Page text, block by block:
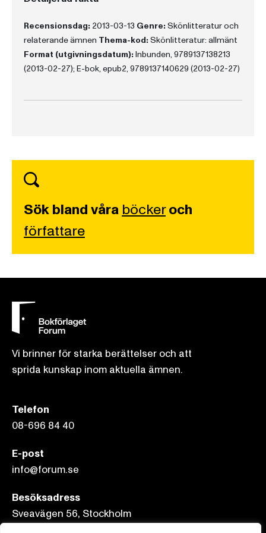
Recensionsdag: 2013-03-13 Genre: Skönlitteratur och
relaterande ämnen Thema-kod: Skönlitteratur: allmänt
Format (utgivningsdatum): Inbunden, 9789137138213
(2013-02-27); E-bok, epub2, 9789137140629 (2013-02-27)
Sök bland våra böckeroch
författare
Vi brinner för starka berättelser och att
sprida kunskap inom aktuella ämnen.
Telefon
08-696 84 40
E-post
info@forum.se
Besöksadress
Sveavägen 56, Stockholm